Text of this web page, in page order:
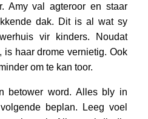
Amy val agteroor en staar
dak. Dit is al wat sy
vir kinders. Noudat
is haar drome vernietig. Ook
om te kan toor.
betower word. Alles bly in
beplan. Leeg voel